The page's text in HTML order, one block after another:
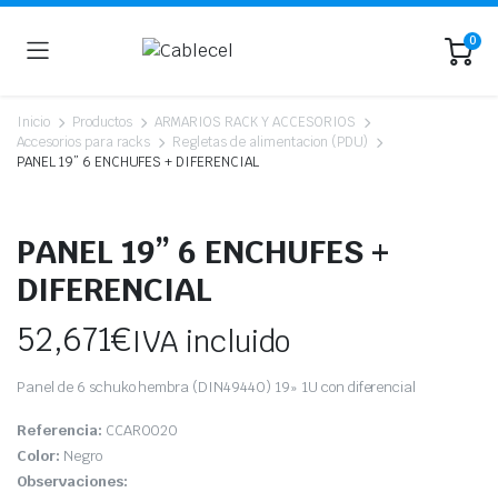
0
Inicio Productos
ARMARIOS RACK Y ACCESORIOS
Accesorios para racks
Regletas de alimentacion (PDU)
PANEL 19” 6 ENCHUFES + DIFERENCIAL
PANEL 19” 6 ENCHUFES +
DIFERENCIAL
52,671€IVA incluido
Panel de 6 schuko hembra (DIN49440) 19» 1U con diferencial
Referencia: CCAR0020
Color: Negro
Observaciones: